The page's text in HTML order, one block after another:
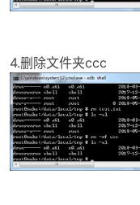
4.删除文件夹ccc